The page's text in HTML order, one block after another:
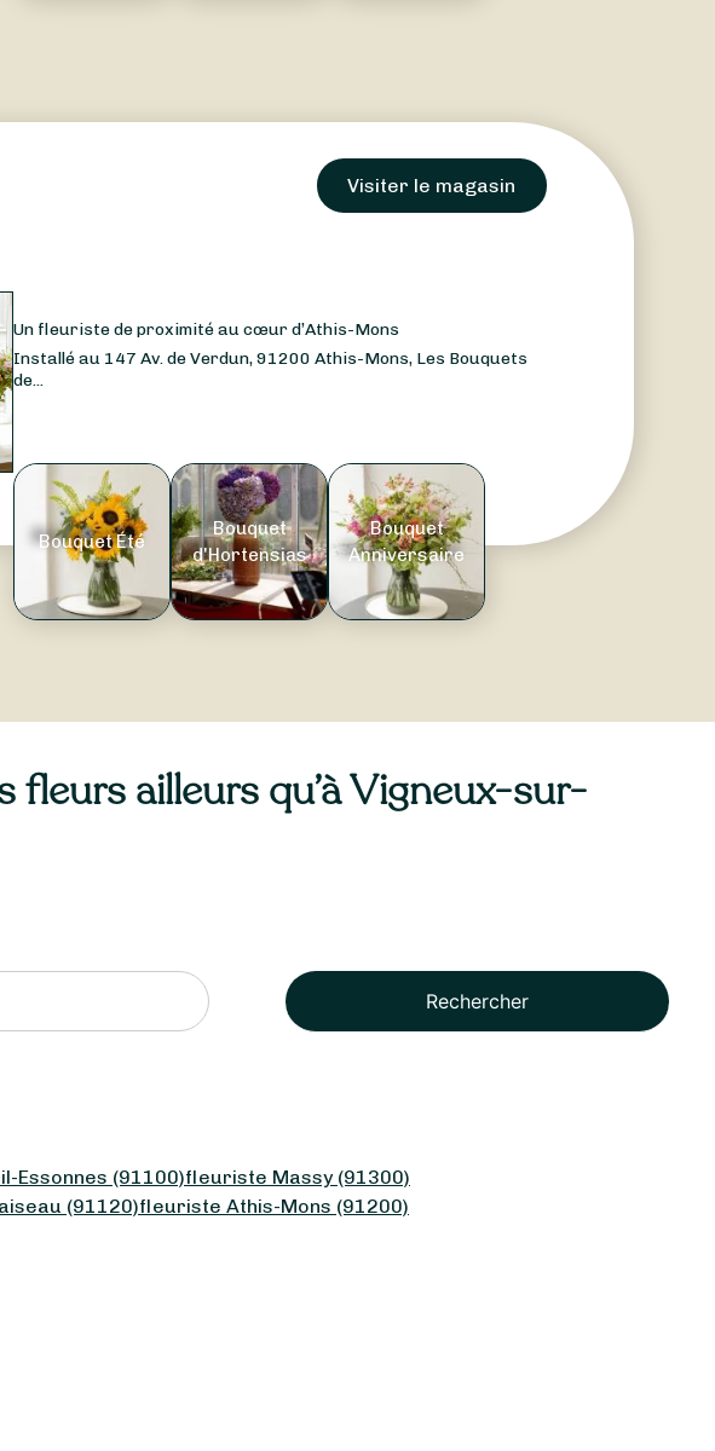
Visiter le magasin
Un fleuriste de proximité au cœur d’Athis-Mons
Installé au 147 Av. de Verdun, 91200 Athis-Mons, Les Bouquets
de...
Bouquet Été
Bouquet
d'Hortensias
Bouquet
Anniversaire
ailleurs qu’à Vigneux-sur-
Rechercher
Essonnes (91100)fleuriste Massy (91300)
(91120)fleuriste Athis-Mons (91200)